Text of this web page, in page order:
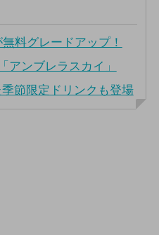
料グレードアップ！
アンブレラスカイ」
節限定ドリンクも登場